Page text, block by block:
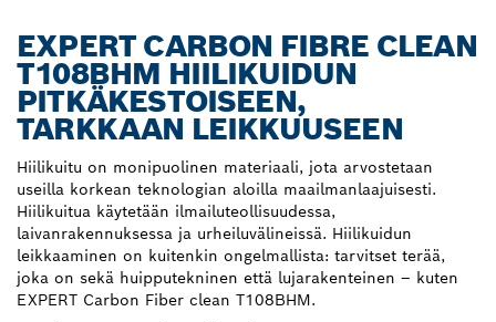
EXPERT CARBON FIBRE CLEAN
T108BHM HIILIKUIDUN
PITKÄKESTOISEEN,
TARKKAAN LEIKKUUSEEN
Hiilikuitu on monipuolinen materiaali, jota arvostetaan
useilla korkean teknologian aloilla maailmanlaajuisesti.
Hiilikuitua käytetään ilmailuteollisuudessa,
laivanrakennuksessa ja urheiluvälineissä. Hiilikuidun
leikkaaminen on kuitenkin ongelmallista: tarvitset terää,
joka on sekä huipputekninen että lujarakenteinen – kuten
EXPERT Carbon Fiber clean T108BHM.